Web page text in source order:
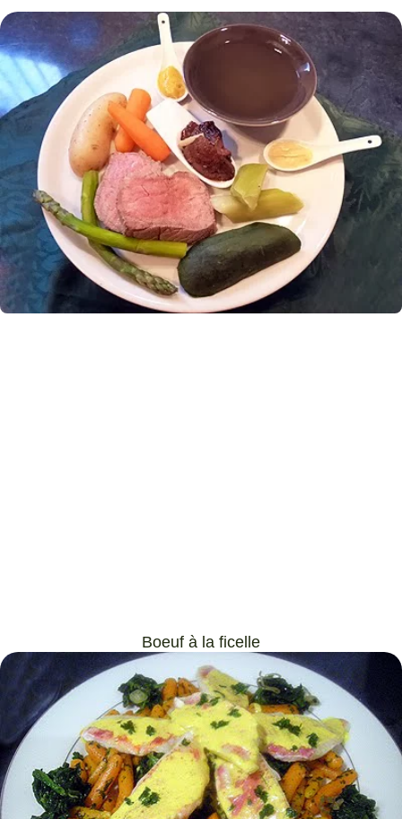
Boeuf à la ficelle